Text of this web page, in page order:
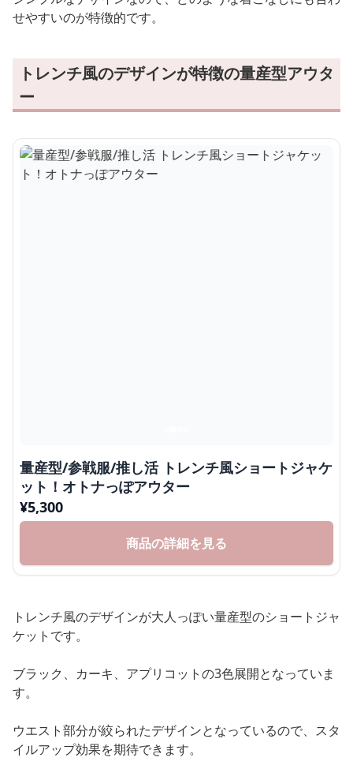
せやすいのが特徴的です。
トレンチ風のデザインが特徴の量産型アウタ
ー
量産型/参戦服/推し活 トレンチ風ショートジャケ
ット！オトナっぽアウター
¥5,300
商品の詳細を見る
トレンチ風のデザインが大人っぽい量産型のショートジャ
ケットです。
ブラック、カーキ、アプリコットの3色展開となっていま
す。
ウエスト部分が絞られたデザインとなっているので、スタ
イルアップ効果を期待できます。